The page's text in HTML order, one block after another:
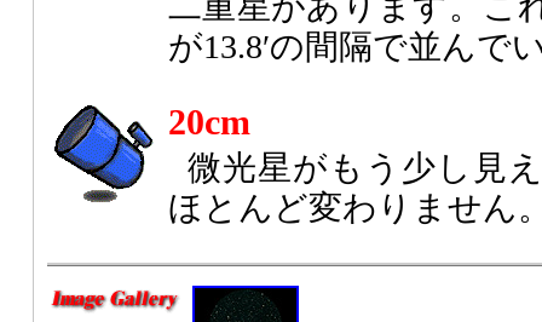
が13.8′の間隔で並んで
20cm
微光星がもう少し見
ほとんど変わりません